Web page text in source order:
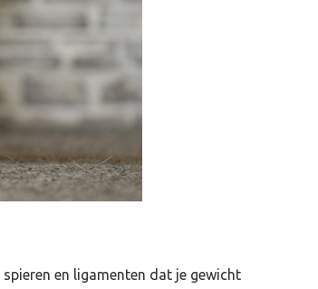
en ligamenten dat je gewicht